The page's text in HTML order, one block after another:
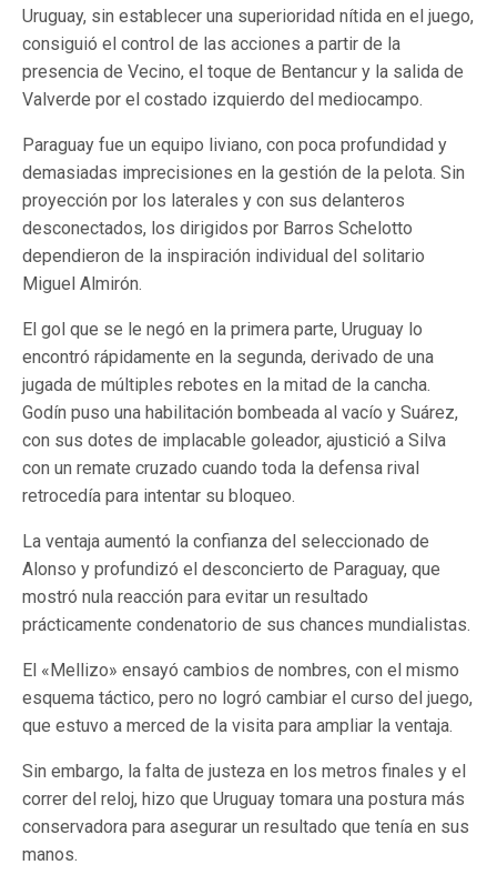
Uruguay, sin establecer una superioridad nítida en el juego,
consiguió el control de las acciones a partir de la
presencia de Vecino, el toque de Bentancur y la salida de
Valverde por el costado izquierdo del mediocampo.
Paraguay fue un equipo liviano, con poca profundidad y
demasiadas imprecisiones en la gestión de la pelota. Sin
proyección por los laterales y con sus delanteros
desconectados, los dirigidos por Barros Schelotto
dependieron de la inspiración individual del solitario
Miguel Almirón.
El gol que se le negó en la primera parte, Uruguay lo
encontró rápidamente en la segunda, derivado de una
jugada de múltiples rebotes en la mitad de la cancha.
Godín puso una habilitación bombeada al vacío y Suárez,
con sus dotes de implacable goleador, ajustició a Silva
con un remate cruzado cuando toda la defensa rival
retrocedía para intentar su bloqueo.
La ventaja aumentó la confianza del seleccionado de
Alonso y profundizó el desconcierto de Paraguay, que
mostró nula reacción para evitar un resultado
prácticamente condenatorio de sus chances mundialistas.
El «Mellizo» ensayó cambios de nombres, con el mismo
esquema táctico, pero no logró cambiar el curso del juego,
que estuvo a merced de la visita para ampliar la ventaja.
Sin embargo, la falta de justeza en los metros finales y el
correr del reloj, hizo que Uruguay tomara una postura más
conservadora para asegurar un resultado que tenía en sus
manos.